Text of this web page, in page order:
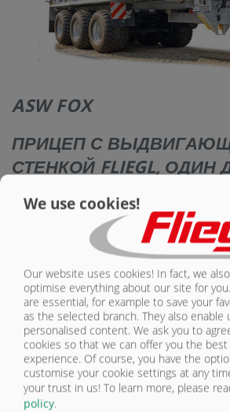
ASW FOX
ПРИЦЕП С
СТЕНКОЙ FLIEGL, ОДИН
Выдвигающая система Fliegl объединяет и
преимущества всех известных систем
Прицеп с выдвигающей стенкой Gigant в
является настоящим мастером на все руки.
технике с выдвигающей стенкой он заново
использовании. Интересной прежде всего
серийная комплектация за привлекательную
с большим количеством базового
Это транспортное средство объединяет в
проверенной техники с выдвигающей стенкой
комплектации.
We use cookies!
Our website uses cookies! In fact, we
optimise everything about our site for
are essential, for example to save your
as the selected branch. They also enable
personalised content. We ask you to
cookies so that we can offer you the
experience. Of course, you have the
customise your cookie settings at any
your trust in us! To learn more, please
policy.